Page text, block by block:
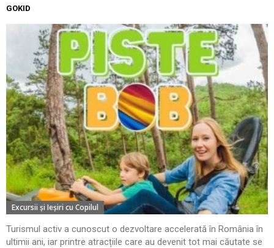
GOKID
Excursii şi Ieşiri cu Copilul
Turismul activ a cunoscut o dezvoltare accelerată în România în
ultimii ani, iar printre atracțiile care au devenit tot mai căutate se